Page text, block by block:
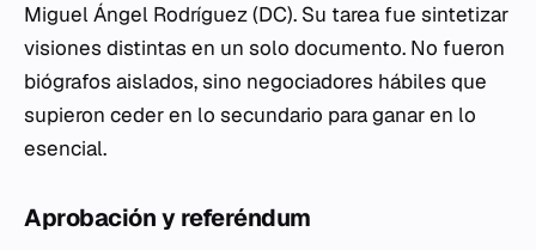
Miguel Ángel Rodríguez (DC). Su tarea fue sintetizar
visiones distintas en un solo documento. No fueron
biógrafos aislados, sino negociadores hábiles que
supieron ceder en lo secundario para ganar en lo
esencial.
Aprobación y referéndum